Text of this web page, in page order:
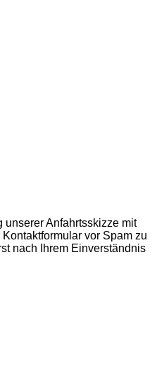
Anfahrtsskizze mit
vor Spam zu
nach Ihrem Einverständnis